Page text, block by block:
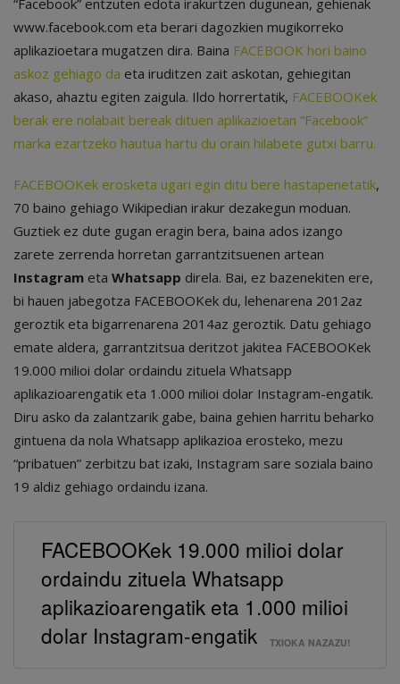
www.facebook.com eta berari dagozkien mugikorreko
aplikazioetara mugatzen dira. Baina FACEBOOK hori baino
askoz gehiago da eta iruditzen zait askotan, gehiegitan
akaso, ahaztu egiten zaigula. Ildo horrertatik, FACEBOOKek
berak ere nolabait bereak dituen aplikazioetan “Facebook”
marka ezartzeko hautua hartu du orain hilabete gutxi barru.
FACEBOOKek erosketa ugari egin ditu bere hastapenetatik,
70 baino gehiago Wikipedian irakur dezakegun moduan.
Guztiek ez dute gugan eragin bera, baina ados izango
zarete zerrenda horretan garrantzitsuenen artean
Instagram eta Whatsapp direla. Bai, ez bazenekiten ere,
bi hauen jabegotza FACEBOOKek du, lehenarena 2012az
geroztik eta bigarrenarena 2014az geroztik. Datu gehiago
emate aldera, garrantzitsua deritzot jakitea FACEBOOKek
19.000 milioi dolar ordaindu zituela Whatsapp
aplikazioarengatik eta 1.000 milioi dolar Instagram-engatik.
Diru asko da zalantzarik gabe, baina gehien harritu beharko
gintuena da nola Whatsapp aplikazioa erosteko, mezu
“pribatuen” zerbitzu bat izaki, Instagram sare soziala baino
19 aldiz gehiago ordaindu izana.
FACEBOOKek 19.000 milioi dolar
ordaindu zituela Whatsapp
aplikazioarengatik eta 1.000 milioi
dolar Instagram-engatik
TXIOKA NAZAZU!